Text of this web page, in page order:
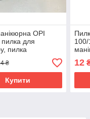
OPI
для
пилка
на паперовій
для нігтів
₴
Купити
12